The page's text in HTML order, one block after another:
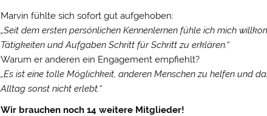
Marvin fühlte sich sofort gut aufgehoben:
„Seit dem ersten persönlichen Kennenlernen fühle ich mich
Tätigkeiten und Aufgaben Schritt für Schritt zu erklären.“
Warum er anderen ein Engagement empfiehlt?
„Es ist eine tolle Möglichkeit, anderen Menschen zu helfen und
Alltag sonst nicht erlebt.“
Wir brauchen noch 14 weitere Mitglieder!